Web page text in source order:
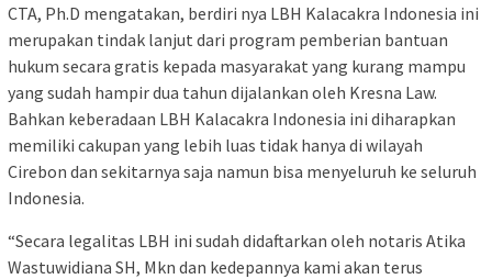
CTA, Ph.D mengatakan, berdiri nya LBH Kalacakra Indonesia ini
merupakan tindak lanjut dari program pemberian bantuan
hukum secara gratis kepada masyarakat yang kurang mampu
yang sudah hampir dua tahun dijalankan oleh Kresna Law.
Bahkan keberadaan LBH Kalacakra Indonesia ini diharapkan
memiliki cakupan yang lebih luas tidak hanya di wilayah
Cirebon dan sekitarnya saja namun bisa menyeluruh ke seluruh
Indonesia.
“Secara legalitas LBH ini sudah didaftarkan oleh notaris Atika
Wastuwidiana SH, Mkn dan kedepannya kami akan terus